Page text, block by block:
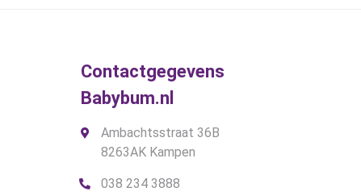
Contactgegevens
Babybum.nl
Ambachtsstraat 36B
8263AK Kampen
038 234 3888